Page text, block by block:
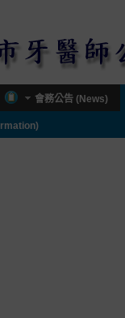
會務公告 (News)